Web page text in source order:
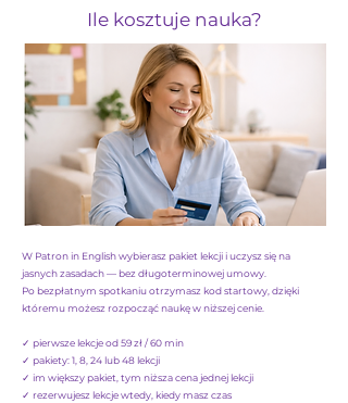
Ile kosztuje nauka?
W Patron in English wybierasz pakiet lekcji i uczysz się na
jasnych zasadach — bez długoterminowej umowy.
Po bezpłatnym spotkaniu otrzymasz kod startowy, dzięki
któremu możesz rozpocząć naukę w niższej cenie.
✓ pierwsze lekcje od 59 zł / 60 min
✓ pakiety: 1, 8, 24 lub 48 lekcji
✓ im większy pakiet, tym niższa cena jednej lekcji
✓ rezerwujesz lekcje wtedy, kiedy masz czas